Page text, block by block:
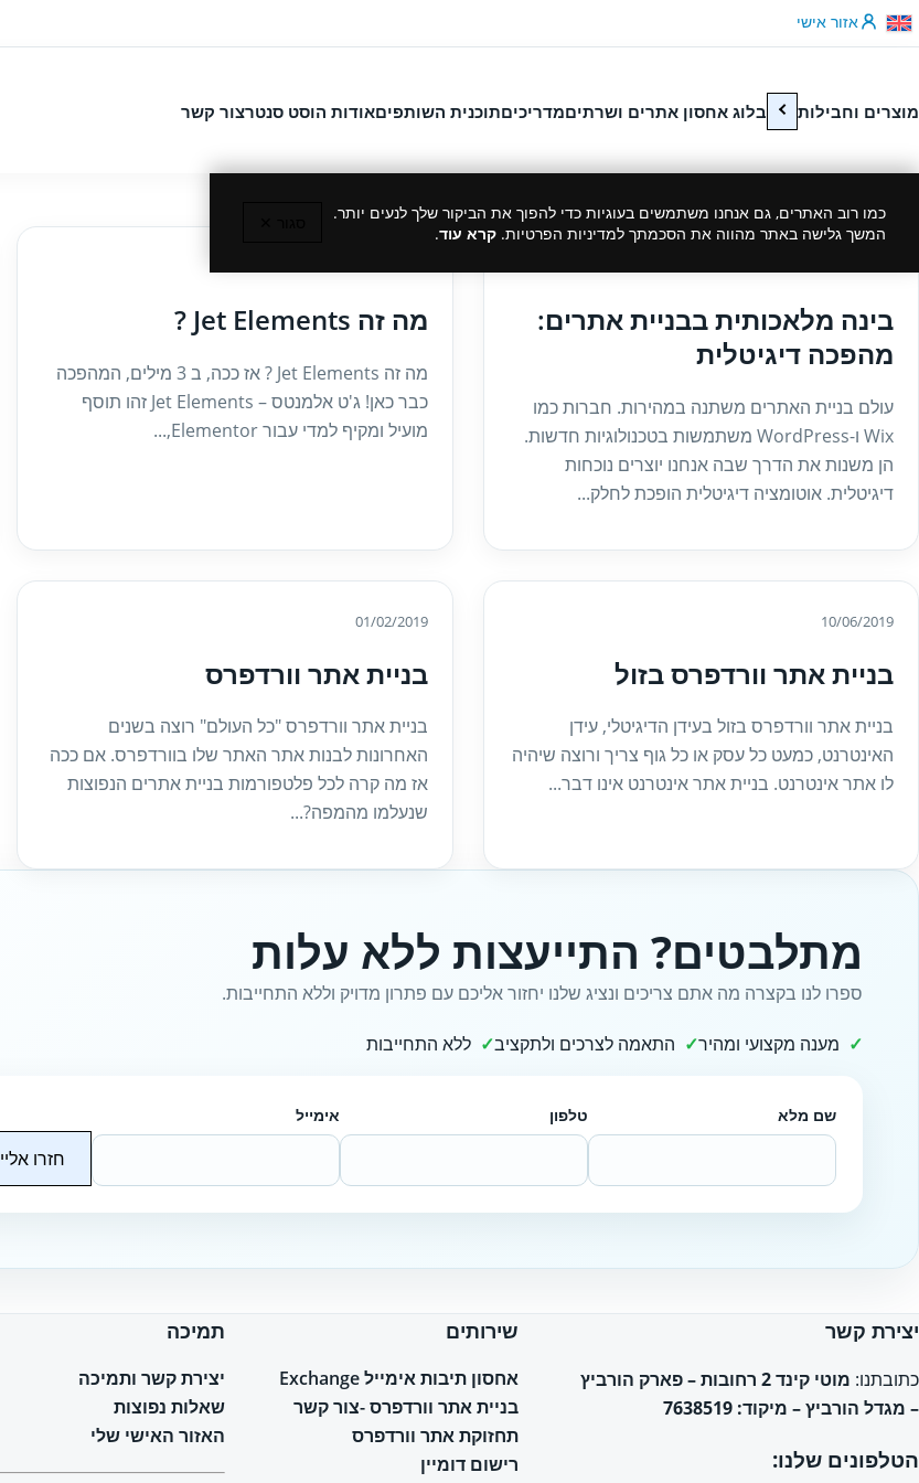
דלג לתוכןאזור אישי
מוצרים וחבילות בלוג אחסון אתרים ושרתיםמדריכיםתוכנית השותפיםאודות הוסט סנטרצור קשר
כמו רוב האתרים, גם אנחנו משתמשים בעוגיות כדי להפוך את הביקור שלך לנעים יותר.
המשך גלישה באתר מהווה את הסכמתך למדיניות הפרטיות. קרא עוד.
בינה מלאכותית בבניית אתרים:
מהפכה דיגיטלית
עולם בניית האתרים משתנה במהירות. חברות כמו
Wix ו-WordPress משתמשות בטכנולוגיות חדשות.
הן משנות את הדרך שבה אנחנו יוצרים נוכחות
דיגיטלית. אוטומציה דיגיטלית הופכת לחלק...
מה זה Jet Elements ?
מה זה Jet Elements ? אז ככה, ב 3 מילים, המהפכה
כבר כאן! ג'ט אלמנטס – Jet Elements זהו תוסף
מועיל ומקיף למדי עבור Elementor,...
10/06/2019
בניית אתר וורדפרס בזול
בניית אתר וורדפרס בזול בעידן הדיגיטלי, עידן
האינטרנט, כמעט כל עסק או כל גוף צריך ורוצה שיהיה
לו אתר אינטרנט. בניית אתר אינטרנט אינו דבר...
01/02/2019
בניית אתר וורדפרס
בניית אתר וורדפרס "כל העולם" רוצה בשנים
האחרונות לבנות אתר האתר שלו בוורדפרס. אם ככה
אז מה קרה לכל פלטפורמות בניית אתרים הנפוצות
שנעלמו מהמפה?...
מתלבטים? התייעצות ללא עלות
ספרו לנו בקצרה מה אתם צריכים ונציג שלנו יחזור אליכם עם פתרון מדויק וללא התחייבות.
מענה מקצועי ומהיר התאמה לצרכים ולתקציב ללא התחייבות
שם מלא טלפון אימייל
חזרו אליי
יצירת קשר
כתובתנו:
מוטי קינד 2 רחובות – פארק הורביץ
– מגדל הורביץ – מיקוד: 7638519
הטלפונים שלנו:
שירותים
אחסון תיבות אימייל Exchange
בניית אתר וורדפרס -צור קשר
תחזוקת אתר וורדפרס
רישום דומיין
תמיכה
יצירת קשר ותמיכה
שאלות נפוצות
האזור האישי שלי